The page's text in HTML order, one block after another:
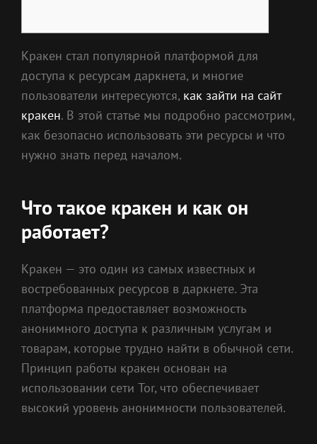
Кракен стал популярной платформой для
доступа к ресурсам даркнета, и многие
пользователи интересуются, как зайти на сайт
кракен. В этой статье мы подробно рассмотрим,
как безопасно использовать эти ресурсы и что
нужно знать перед началом.
Что такое кракен и как он
работает?
Кракен — это один из самых известных и
востребованных ресурсов в даркнете. Эта
платформа предоставляет возможность
анонимного доступа к различным услугам и
товарам, которые трудно найти в обычной сети.
Принцип работы кракен основан на
использовании сети Tor, что обеспечивает
высокий уровень анонимности пользователей.